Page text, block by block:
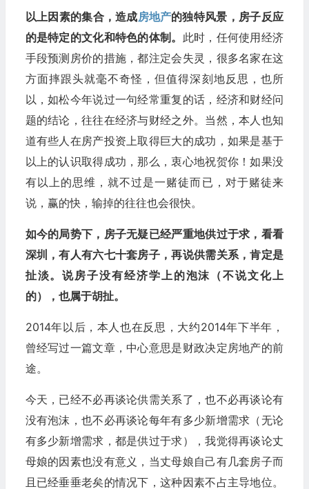
以上因素的集合，造成房地产的独特风景，房子反应
的是特定的文化和特色的体制。 此时，任何使用经济
手段预测房价的措施，都注定会失灵，很多名家在这
方面摔跟头就毫不奇怪，但值得深刻地反思，也所
以，如松今年说过一句经常重复的话，经济和财经问
题的结论，往往在经济与财经之外。当然，本人也知
道有些人在房产投资上取得巨大的成功，如果是基于
以上的认识取得成功，那么，衷心地祝贺你！如果没
有以上的思维，就不过是一赌徒而已，对于赌徒来
说，赢的快，输掉的往往也会很快。
如今的局势下，房子无疑已经严重地供过于求，看看
深圳，有人有六七十套房子，再说供需关系，肯定是
扯淡。说房子没有经济学上的泡沫（不说文化上
的），也属于胡扯。
2014年以后，本人也在反思，大约2014年下半年，
曾经写过一篇文章，中心意思是财政决定房地产的前
途。
今天，已经不必再谈论供需关系了，也不必再谈论有
没有泡沫，也不必再谈论每年有多少新增需求（无论
有多少新增需求，都是供过于求），我觉得再谈论丈
母娘的因素也没有意义，当丈母娘自己有几套房子而
且已经垂垂老矣的情况下，这种因素不占主导地位。